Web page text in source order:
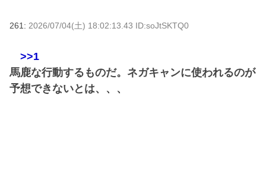
261: 2026/07/04(土) 18:02:13.43 ID:soJtSKTQ0
>>1
馬鹿な行動するものだ。ネガキャンに使われるのが
予想できないとは、、、